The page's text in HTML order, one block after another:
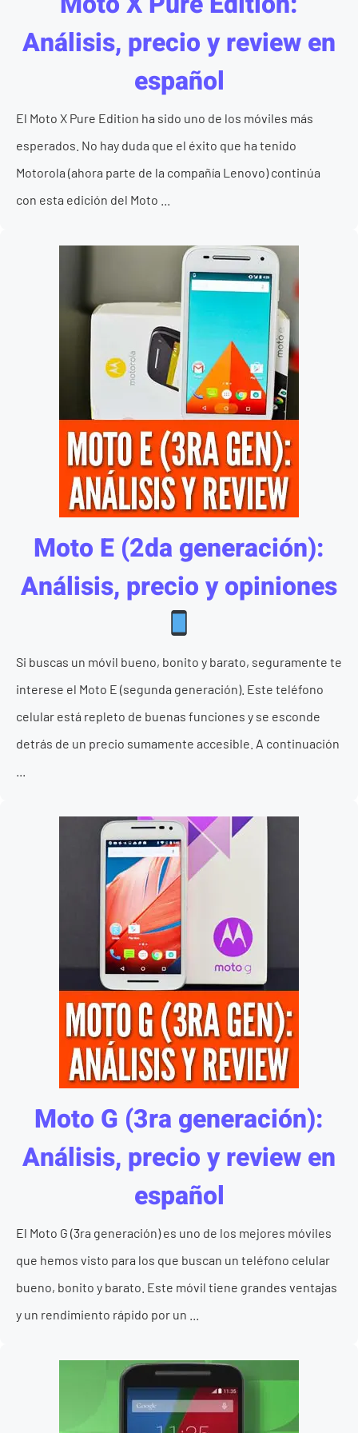
Análisis, precio y review en
español
El Moto X Pure Edition ha sido uno de los móviles más
esperados. No hay duda que el éxito que ha tenido
Motorola (ahora parte de la compañía Lenovo) continúa
con esta edición del Moto ...
Moto E (2da generación):
Análisis, precio y opiniones
Si buscas un móvil bueno, bonito y barato, seguramente te
interese el Moto E (segunda generación). Este teléfono
celular está repleto de buenas funciones y se esconde
detrás de un precio sumamente accesible. A continuación
Moto G (3ra generación):
Análisis, precio y review en
español
El Moto G (3ra generación) es uno de los mejores móviles
que hemos visto para los que buscan un teléfono celular
bueno, bonito y barato. Este móvil tiene grandes ventajas
y un rendimiento rápido por un ...